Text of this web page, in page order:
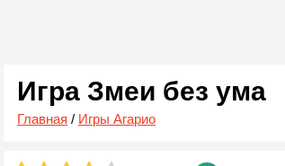
Игра Змеи без ума
Главная / Игры Агарио